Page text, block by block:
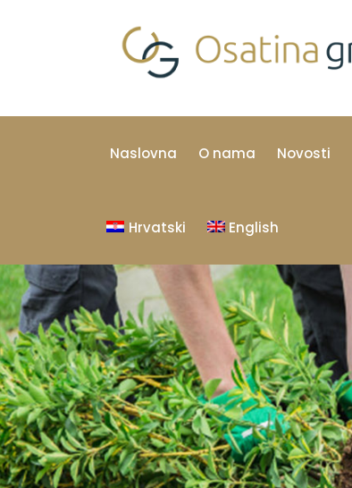
Naslovna O nama Novosti
Hrvatski English